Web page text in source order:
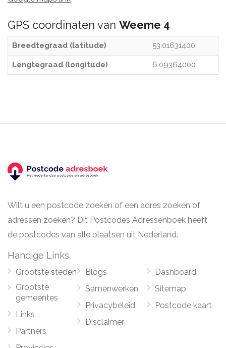
GPS coordinaten van Weeme 4
Breedtegraad (latitude) 53.01631400
Lengtegraad (longitude) 6.09364000
Wilt u een postcode zoeken of een adres zoeken of
adressen zoeken? Dit Postcodes Adressenboek heeft
de postcodes van alle plaatsen uit Nederland.
Handige Links
Grootste steden
Grootste
gemeentes
Links
Partners
Blogs
Samenwerken
Privacybeleid
Disclaimer
Dashboard
Sitemap
Postcode kaart